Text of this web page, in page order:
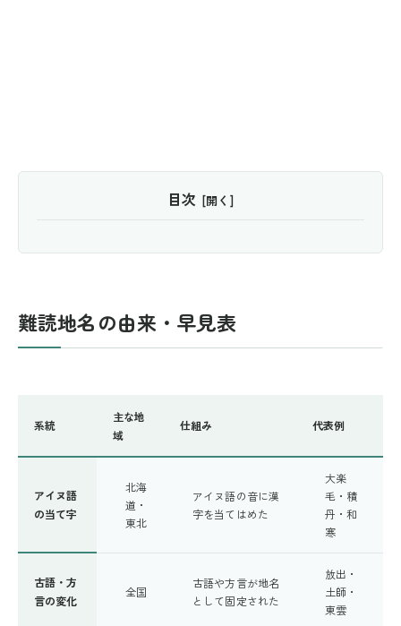
目次
難読地名の由来・早見表
系統
主な地
域
仕組み 代表例
アイヌ語
の当て字
北海
道・
東北
アイヌ語の音に漢
字を当てはめた
大楽
毛・積
丹・和
寒
古語・方
言の変化
全国
古語や方言が地名
として固定された
放出・
土師・
東雲